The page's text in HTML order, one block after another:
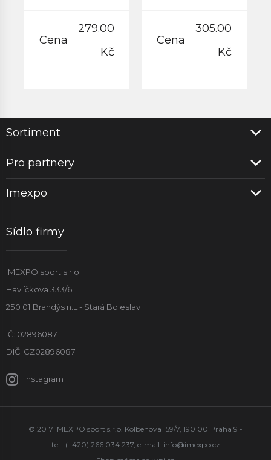
Cena
279.00
Kč
Cena
305.00
Kč
Sortiment
Pro partnery
Imexpo
Sídlo firmy
IMEXPO sport s.r.o.
Havlíčkova 333/6
250 01 Brandýs n.L - Stará Boleslav
IČ: 02896087
DIČ: CZ02896087
Instagram
© 2017 IMEXPO sport s.r.o. Kolbenova 159/7, 190 00 Praha 9 -
tel.: (+420) 266 034 237, e-mail: info@imexpo.cz